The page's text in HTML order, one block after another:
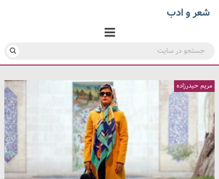
شعر و ادب
مریم حیدرزاده